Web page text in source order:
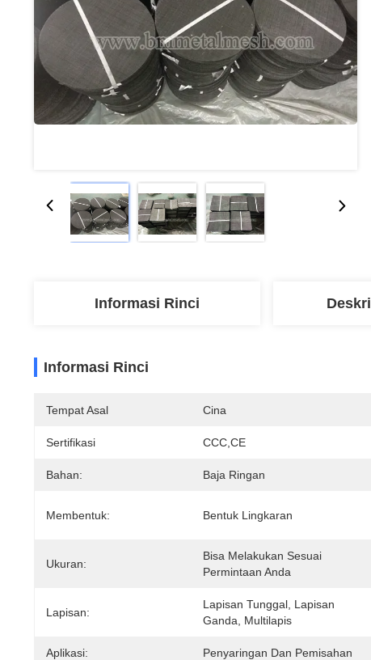
Informasi Rinci
Informasi Rinci
Tempat Asal Cina
Sertifikasi CCC,CE
Bahan: Baja Ringan
Membentuk: Bentuk Lingkaran
Ukuran:
Bisa Melakukan Sesuai
Permintaan Anda
Lapisan:
Lapisan Tunggal, Lapisan
Ganda, Multilapis
Aplikasi: Penyaringan Dan Pemisahan